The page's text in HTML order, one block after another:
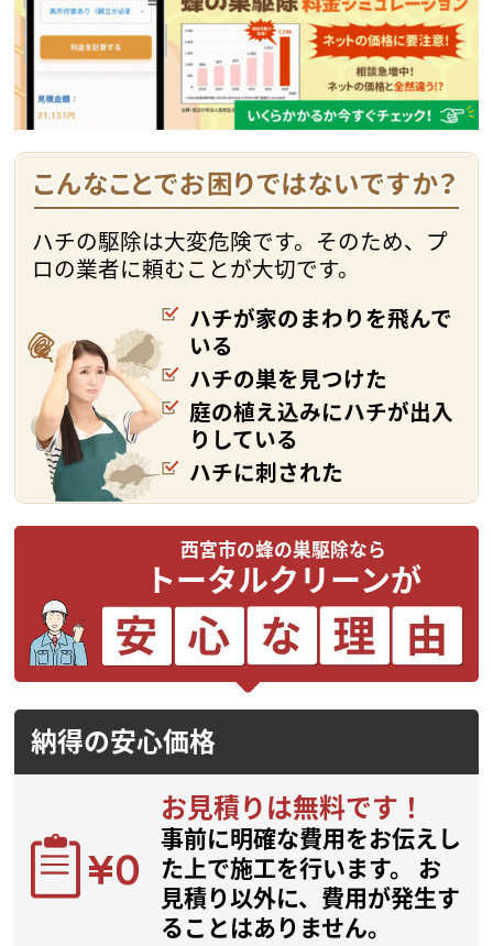
ハチの駆除は大変危険です。そのため、プ
ロの業者に頼むことが大切です。
ハチが家のまわりを飛んで
いる
ハチの巣を見つけた
庭の植え込みにハチが出入
りしている
ハチに刺された
西宮市の蜂の巣駆除なら
トータルクリーンが
納得の安心価格
お見積りは無料です！
事前に明確な費用をお伝えし
た上で施工を行います。
お
見積り以外に、費用が発生す
ることはありません。